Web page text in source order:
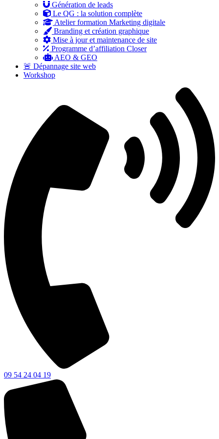
Génération de leads
Le QG : la solution complète
Atelier formation Marketing digitale
Branding et création graphique
Mise à jour et maintenance de site
Programme d’affiliation Closer
AEO & GEO
🚨 Dépannage site web
Workshop
09 54 24 04 19